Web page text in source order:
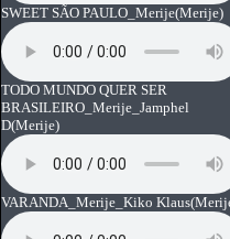
SWEET SÃO PAULO_Merije(Merije)
TODO MUNDO QUER SER
BRASILEIRO_Merije_Jamphel
D(Merije)
VARANDA_Merije_Kiko Klaus